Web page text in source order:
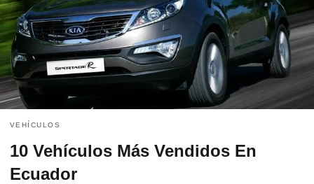
VEHÍCULOS
10 Vehículos Más Vendidos En
Ecuador